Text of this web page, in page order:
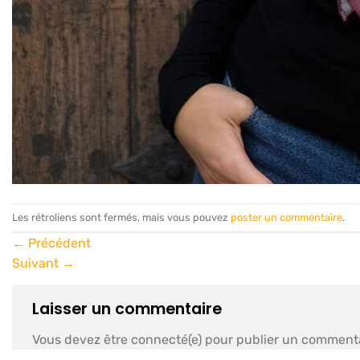
Les rétroliens sont fermés, mais vous pouvez poster un commentaire.
← Précédent
Suivant →
Laisser un commentaire
Vous devez être connecté(e) pour publier un